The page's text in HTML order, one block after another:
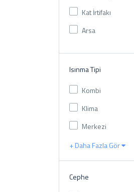
Kat İrtifakı
Arsa
Isınma Tipi
Kombi
Klima
Merkezi
+ Daha Fazla Gör
Cephe